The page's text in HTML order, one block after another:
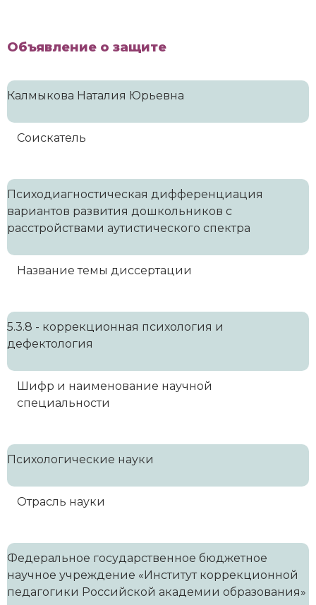
Объявление о защите
Калмыкова Наталия Юрьевна
Соискатель
Психодиагностическая дифференциация
вариантов развития дошкольников с
расстройствами аутистического спектра
Название темы диссертации
5.3.8 - коррекционная психология и
дефектология
Шифр и наименование научной
специальности
Психологические науки
Отрасль науки
Федеральное государственное бюджетное
научное учреждение «Институт коррекционной
педагогики Российской академии образования»